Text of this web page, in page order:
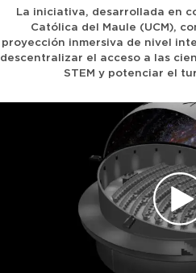
La iniciativa, desarrollada en
Católica del Maule (UCM),
proyección inmersiva de nivel
descentralizar el acceso a las
STEM y potenciar el